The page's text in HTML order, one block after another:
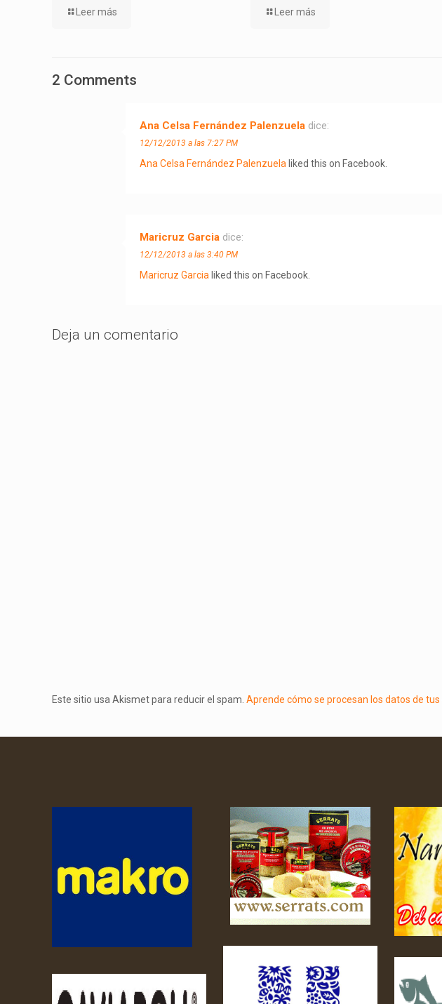
Leer más Leer más
2 Comments
Ana Celsa Fernández Palenzuela dice:
12/12/2013 a las 7:27 PM
Ana Celsa Fernández Palenzuela liked this on Facebook.
Maricruz Garcia dice:
12/12/2013 a las 3:40 PM
Maricruz Garcia liked this on Facebook.
Deja un comentario
Este sitio usa Akismet para reducir el spam. Aprende cómo se procesan los datos de